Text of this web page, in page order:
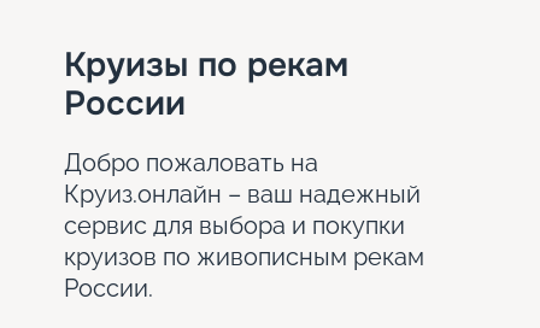
Круизы по рекам
России
Добро пожаловать на
Круиз.онлайн – ваш надежный
сервис для выбора и покупки
круизов по живописным рекам
России.